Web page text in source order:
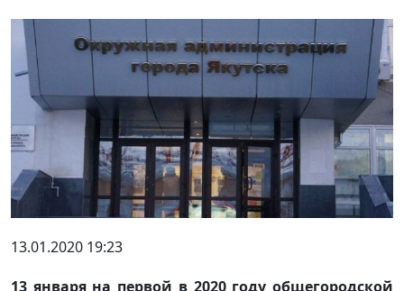
13.01.2020 19:23
13 января на первой в 2020 году общегородской